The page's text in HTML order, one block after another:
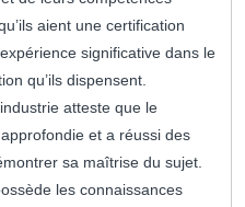
aient une certification
significative dans le
qu’ils dispensent.
atteste que le
et a réussi des
sa maîtrise du sujet.
les connaissances